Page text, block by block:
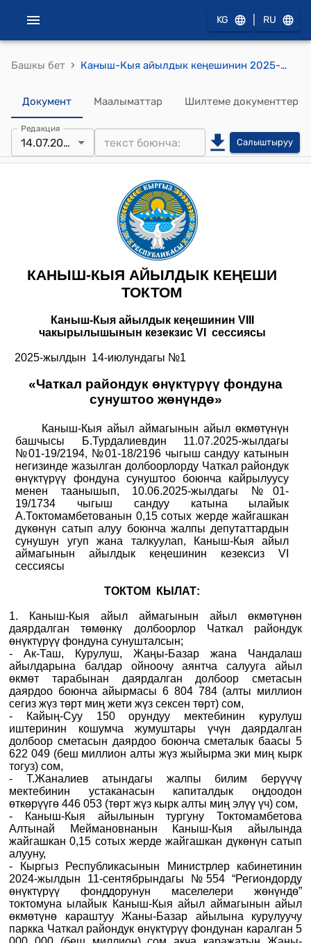
KG RU
Башкы бет › Каныш-Кыя айылдык кеңешинин 2025-жылдын 14-июлундагы №1 «Чаткал райондук өнүктүрүү фондуна сунуштоо жөнүндө» токтому
Документ Маалыматтар Шилтеме документтер
Редакция
14.07.2025 Салыштыруу